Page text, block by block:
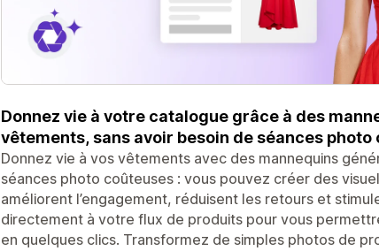
Donnez vie à votre catalogue grâce à des
vêtements, sans avoir besoin de séances photo
Donnez vie à vos vêtements avec des mannequins
séances photo coûteuses : vous pouvez créer des
améliorent l’engagement, réduisent les retours et
directement à votre flux de produits pour vous
en quelques clics. Transformez de simples photos de